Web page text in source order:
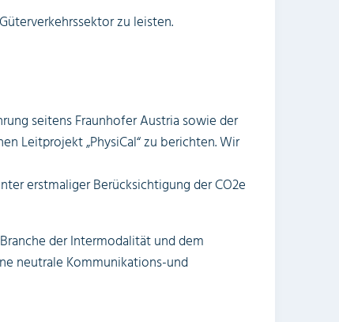
zu leisten.
seitens Fraunhofer Austria sowie der
Leitprojekt „PhysiCal“ zu berichten. Wir
erstmaliger Berücksichtigung der CO2e
der Intermodalität und dem
neutrale Kommunikations-und